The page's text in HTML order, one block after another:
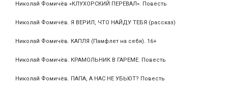
Николай Фомичёв «КЛУХОРСКИЙ ПЕРЕВАЛ». Повесть
Николай Фомичёв. Я ВЕРИЛ, ЧТО НАЙДУ ТЕБЯ (рассказ)
Николай Фомичёв. КАПЛЯ (Памфлет на себя). 16+
Николай Фомичёв. КРАМОЛЬНИК В ГАРЕМЕ. Повесть
Николай Фомичёв. ПАПА, А НАС НЕ УБЬЮТ? Повесть